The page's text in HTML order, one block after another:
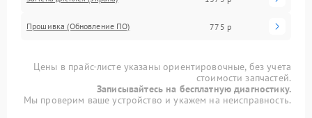
Прошивка (Обновление ПО) 775 р
Цены в прайс-листе указаны ориентировочные, без учета
стоимости запчастей.
Записывайтесь на бесплатную диагностику.
Мы проверим ваше устройство и укажем на неисправность.